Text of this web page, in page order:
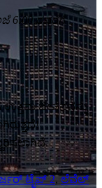
6:00 ರವರೆಗೆ
ಉತ್ತಮ ಜೀವನವನ್ನು
ಟೈಪ್ 2,ಲೆವೆಲ್